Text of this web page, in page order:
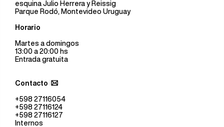
esquina Julio Herrera y Reissig
Parque Rodó, Montevideo Uruguay
Horario
Martes a domingos
13:00 a 20:00 hs
Entrada gratuita
Contacto
+598 27116054
+598 27116124
+598 27116127
Internos